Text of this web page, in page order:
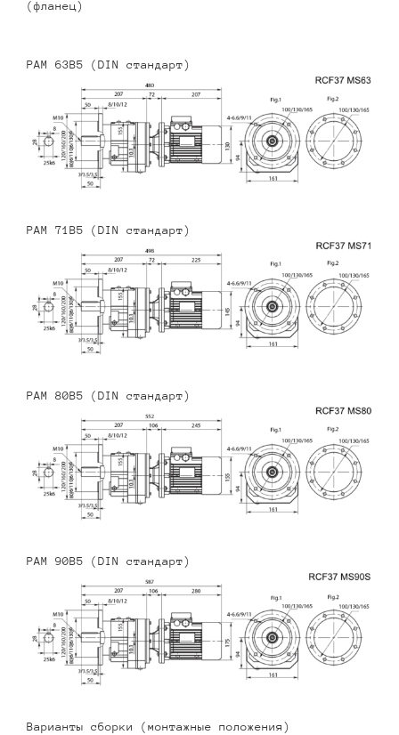
(фланец)
PAM 63B5 (DIN стандарт)
PAM 71B5 (DIN стандарт)
PAM 80B5 (DIN стандарт)
PAM 90B5 (DIN стандарт)
Варианты сборки (монтажные положения)